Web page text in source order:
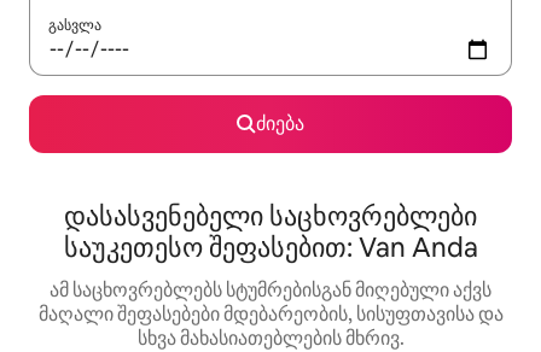
გასვლა
ძიება
დასასვენებელი საცხოვრებლები
საუკეთესო შეფასებით: Van Anda
ამ საცხოვრებლებს სტუმრებისგან მიღებული აქვს
მაღალი შეფასებები მდებარეობის, სისუფთავისა და
სხვა მახასიათებლების მხრივ.